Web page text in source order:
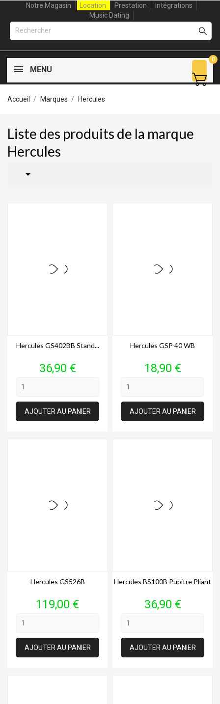
Notre Magasin Location Prestation
Intégrations
Music Dating
MENU
0
Accueil Marques Hercules
Liste des produits de la marque
Hercules

Hercules GS402BB Stand...
Prix
36,90 €
AJOUTER AU PANIER
Hercules GSP 40 WB
Prix
18,90 €
AJOUTER AU PANIER
Hercules GS526B
Prix
119,00 €
AJOUTER AU PANIER
Hercules BS100B Pupitre Pliant
Prix
36,90 €
AJOUTER AU PANIER